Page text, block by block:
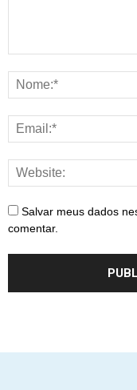
Salvar meus dados
comentar.